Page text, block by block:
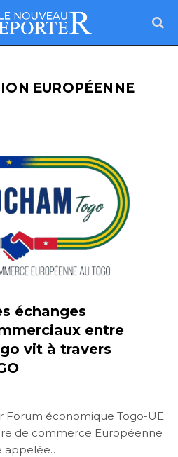
EUROPÉENNE
échanges
entre
vit à travers
Forum économique Togo-UE
de commerce Européenne
appelée…